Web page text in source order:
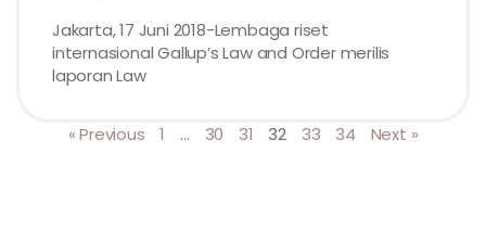
Jakarta, 17 Juni 2018-Lembaga riset
internasional Gallup’s Law and Order merilis
laporan Law
« Previous 1 … 30 31 32 33 34 Next »